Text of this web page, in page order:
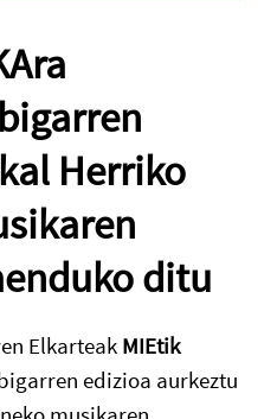
Herriko
ditu
Elkarteak MIEtik
edizioa aurkeztu